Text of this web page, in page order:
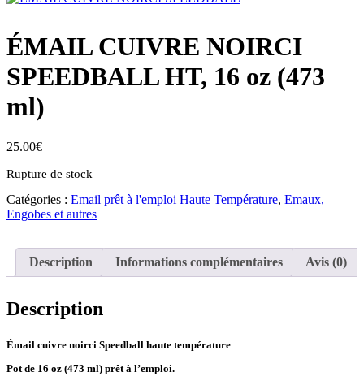
ÉMAIL CUIVRE NOIRCI
SPEEDBALL HT, 16 oz (473
ml)
25.00€
Rupture de stock
Catégories : Email prêt à l'emploi Haute Température, Emaux,
Engobes et autres
Description Informations complémentaires Avis (0)
Description
Émail cuivre noirci Speedball haute température
Pot de 16 oz (473 ml) prêt à l’emploi.